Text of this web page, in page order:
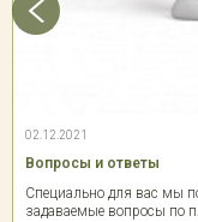
02.12.2021
Вопросы и ответы
Специально для вас мы
задаваемые вопросы по